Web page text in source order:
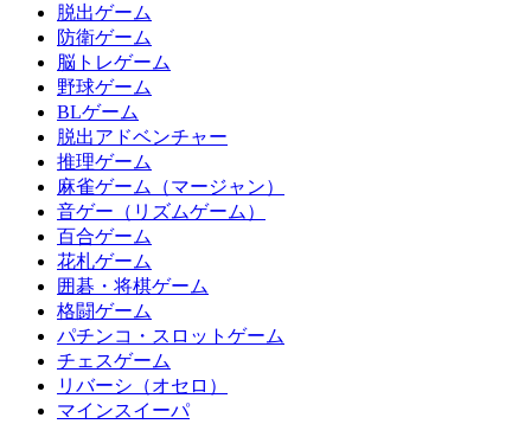
脱出ゲーム
防衛ゲーム
脳トレゲーム
野球ゲーム
BLゲーム
脱出アドベンチャー
推理ゲーム
麻雀ゲーム（マージャン）
音ゲー（リズムゲーム）
百合ゲーム
花札ゲーム
囲碁・将棋ゲーム
格闘ゲーム
パチンコ・スロットゲーム
チェスゲーム
リバーシ（オセロ）
マインスイーパ